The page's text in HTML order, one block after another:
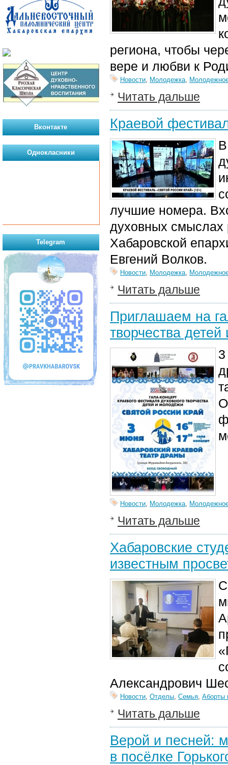
региона, чтобы
вере и любви к
Новости, Молодежка,
Читать дальше
Краевой
лучшие номера.
духовных смыслах
Хабаровской
Евгений Волков.
Новости, Молодежка,
Читать дальше
Приглашаем на
творчества
Новости, Молодежка,
Читать дальше
Хабаровские
известным
Александрович
Новости, Отделы, Семья, Аборты
Читать дальше
Верой и песней:
в посёлке
Вконтакте
Однокласники
Telegram